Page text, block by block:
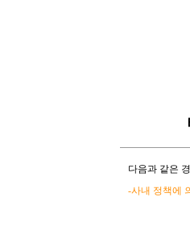
다음과 같은
-사내 정책에